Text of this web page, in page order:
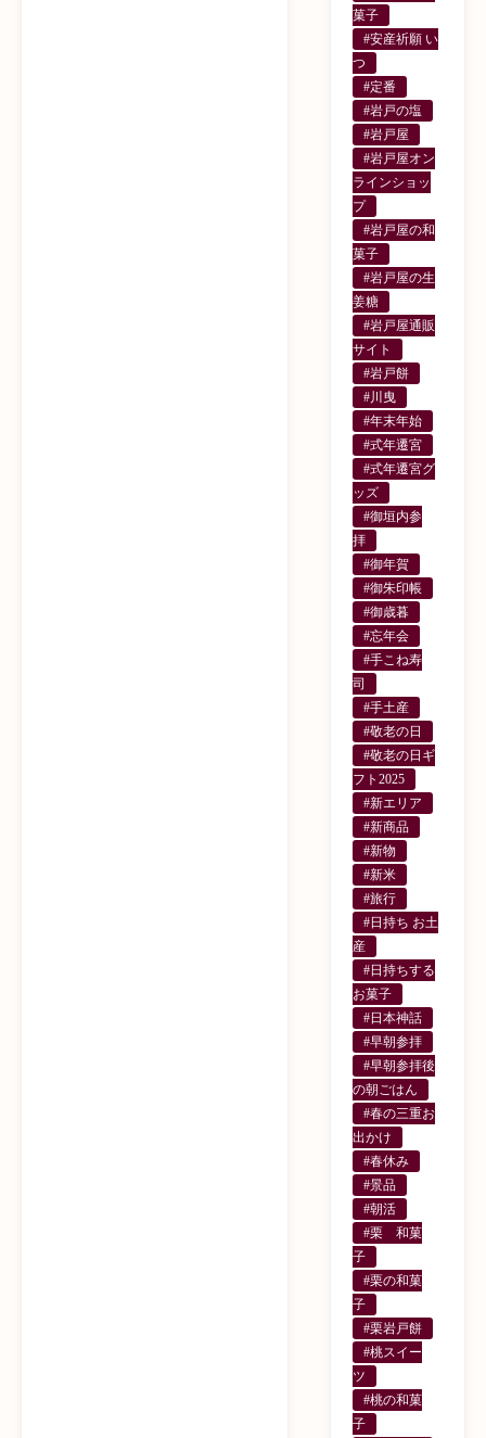
菓子
#安産祈願 い
つ
#定番
#岩戸の塩
#岩戸屋
#岩戸屋オン
ラインショッ
プ
#岩戸屋の和
菓子
#岩戸屋の生
姜糖
#岩戸屋通販
サイト
#岩戸餅
#川曳
#年末年始
#式年遷宮
#式年遷宮グ
ッズ
#御垣内参
拝
#御年賀
#御朱印帳
#御歳暮
#忘年会
#手こね寿
司
#手土産
#敬老の日
#敬老の日ギ
フト2025
#新エリア
#新商品
#新物
#新米
#旅行
#日持ち お土
産
#日持ちする
お菓子
#日本神話
#早朝参拝
#早朝参拝後
の朝ごはん
#春の三重お
出かけ
#春休み
#景品
#朝活
#栗 和菓
子
#栗の和菓
子
#栗岩戸餅
#桃スイー
ツ
#桃の和菓
子